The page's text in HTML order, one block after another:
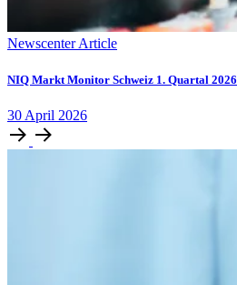
Newscenter Article
NIQ Markt Monitor Schweiz 1. Quartal 2026
30 April 2026